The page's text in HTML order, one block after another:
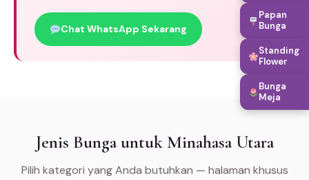
Chat WhatsApp Sekarang
Jenis Bunga untuk Minahasa Utara
Pilih kategori yang Anda butuhkan — halaman khusus
Papan
Bunga
Standing
Flower
Bunga
Meja